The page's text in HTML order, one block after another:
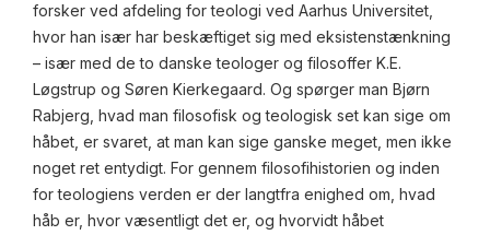
forsker ved afdeling for teologi ved Aarhus Universitet,
hvor han især har beskæftiget sig med eksistenstænkning
– især med de to danske teologer og filosoffer K.E.
Løgstrup og Søren Kierkegaard. Og spørger man Bjørn
Rabjerg, hvad man filosofisk og teologisk set kan sige om
håbet, er svaret, at man kan sige ganske meget, men ikke
noget ret entydigt. For gennem filosofihistorien og inden
for teologiens verden er der langtfra enighed om, hvad
håb er, hvor væsentligt det er, og hvorvidt håbet